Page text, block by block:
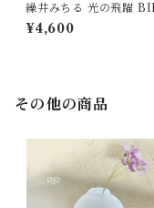
繰井みちる 光の飛躍 BIRD&E
GGプチネックレス
¥4,600
その他の商品